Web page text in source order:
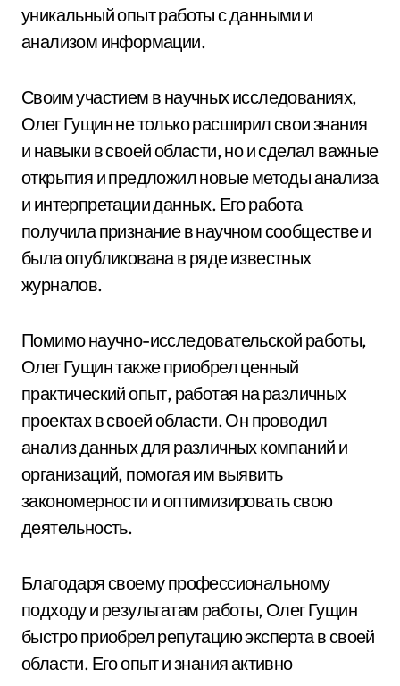
уникальный опыт работы с данными и
анализом информации.
Своим участием в научных исследованиях,
Олег Гущин не только расширил свои знания
и навыки в своей области, но и сделал важные
открытия и предложил новые методы анализа
и интерпретации данных. Его работа
получила признание в научном сообществе и
была опубликована в ряде известных
журналов.
Помимо научно-исследовательской работы,
Олег Гущин также приобрел ценный
практический опыт, работая на различных
проектах в своей области. Он проводил
анализ данных для различных компаний и
организаций, помогая им выявить
закономерности и оптимизировать свою
деятельность.
Благодаря своему профессиональному
подходу и результатам работы, Олег Гущин
быстро приобрел репутацию эксперта в своей
области. Его опыт и знания активно